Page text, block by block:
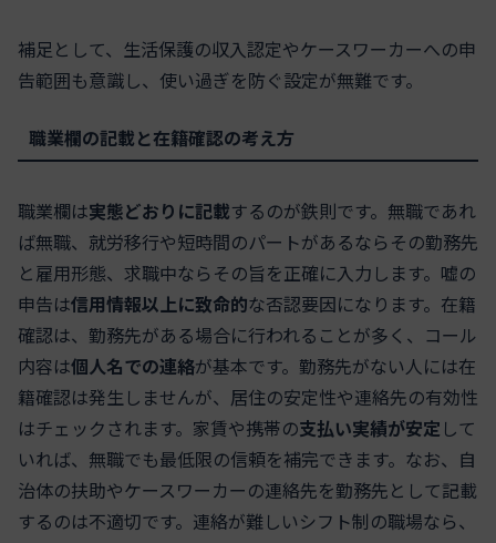
補足として、生活保護の収入認定やケースワーカーへの申
告範囲も意識し、使い過ぎを防ぐ設定が無難です。
職業欄の記載と在籍確認の考え方
職業欄は実態どおりに記載するのが鉄則です。無職であれ
ば無職、就労移行や短時間のパートがあるならその勤務先
と雇用形態、求職中ならその旨を正確に入力します。嘘の
申告は信用情報以上に致命的な否認要因になります。在籍
確認は、勤務先がある場合に行われることが多く、コール
内容は個人名での連絡が基本です。勤務先がない人には在
籍確認は発生しませんが、居住の安定性や連絡先の有効性
はチェックされます。家賃や携帯の支払い実績が安定 して
いれば、無職でも最低限の信頼を補完できます。なお、自
治体の扶助やケースワーカーの連絡先を勤務先として記載
するのは不適切です。連絡が難しいシフト制の職場なら、